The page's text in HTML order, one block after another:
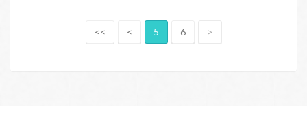
<< < 5 6 >